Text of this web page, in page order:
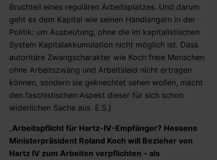
Bruchteil eines regulären Arbeitsplatzes. Und darum
geht es dem Kapital wie seinen Handlangern in der
Politik: um Ausbeutung, ohne die im kapitalistischen
System Kapitalakkumulation nicht möglich ist. Dass
autoritäre Zwangscharakter wie Koch freie Menschen
ohne Arbeitszwang und Arbeitsleid nicht ertragen
können, sondern sie geknechtet sehen wollen, macht
den faschistischen Aspekt dieser für sich schon
widerlichen Sache aus. E.S.)
„Arbeitspflicht für Hartz-IV-Empfänger? Hessens
Ministerpräsident Roland Koch will Bezieher von
Hartz IV zum Arbeiten verpflichten – als